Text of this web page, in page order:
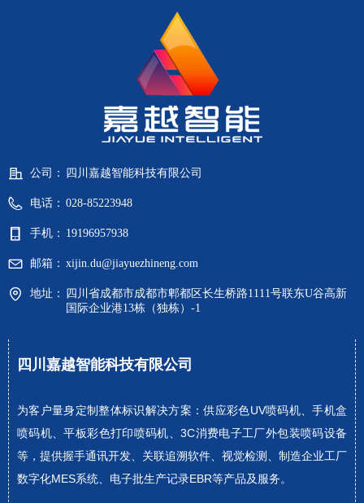
四川嘉越智能科技有限公司
为客户量身定制整体标识解决方案：供应彩色UV喷码机、手机盒
喷码机、平板彩色打印喷码机、3C消费电子工厂外包装喷码设备
等，提供握手通讯开发、关联追溯软件、视觉检测、制造企业工厂
数字化MES系统、电子批生产记录EBR等产品及服务。
公司： 四川嘉越智能科技有限公司
电话： 028-85223948
手机： 19196957938
邮箱： xijin.du@jiayuezhineng.com
地址：
四川省成都市成都市郫都区长生桥路1111号联东U谷高新
国际企业港13栋（独栋）-1